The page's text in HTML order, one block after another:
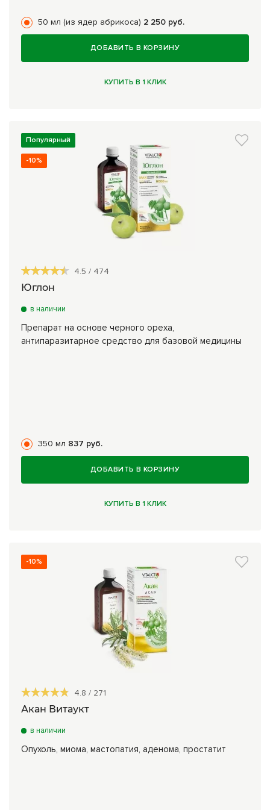
50 мл (из ядер абрикоса) 2 250 руб.
ДОБАВИТЬ В КОРЗИНУ
КУПИТЬ В 1 КЛИК
Популярный
-10%
4.5 / 474
Юглон
в наличии
Препарат на основе черного ореха,
антипаразитарное средство для базовой медицины
350 мл 837 руб.
ДОБАВИТЬ В КОРЗИНУ
КУПИТЬ В 1 КЛИК
-10%
4.8 / 271
Акан Витаукт
в наличии
Опухоль, миома, мастопатия, аденома, простатит